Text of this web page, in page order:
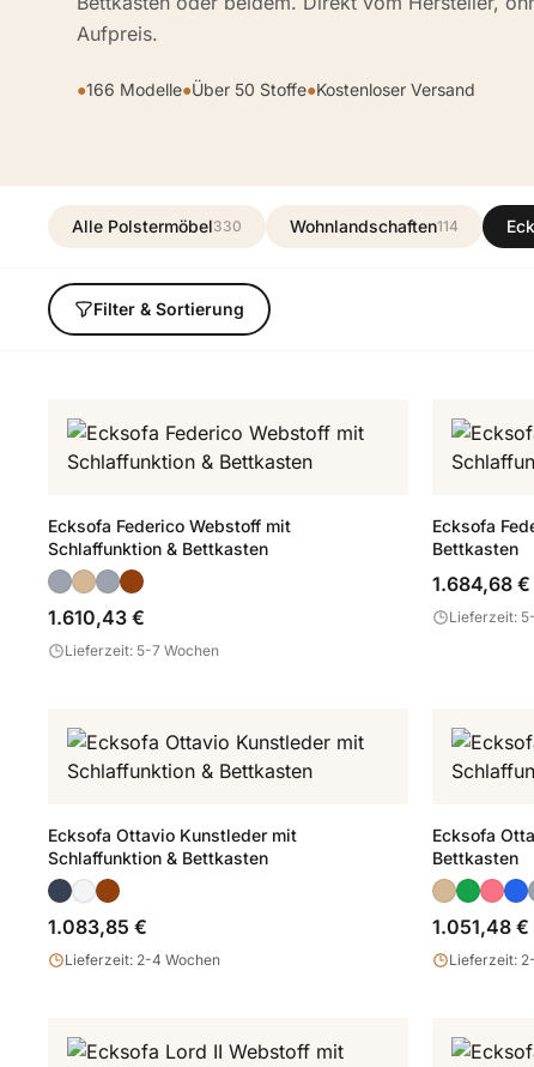
Aufpreis.
●166 Modelle●Über 50 Stoffe●Kostenloser Versand
Alle Polstermöbel330 Wohnlandschaften114
Filter & Sortierung
Ecksofa Federico Webstoff mit
Schlaffunktion & Bettkasten
1.610,43 €
Lieferzeit: 5-7 Wochen
Ecksofa
Bettkasten
1.684,68 €
Lieferzeit:
Ecksofa Ottavio Kunstleder mit
Schlaffunktion & Bettkasten
1.083,85 €
Lieferzeit: 2-4 Wochen
Ecksofa
Bettkasten
1.051,48 €
Lieferzeit: